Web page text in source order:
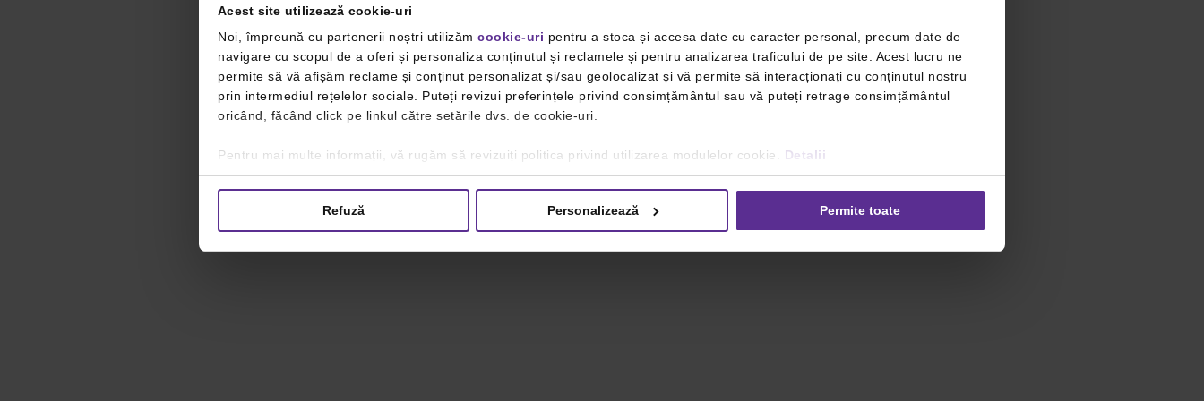
Acest site utilizează cookie-uri
Noi, împreună cu partenerii noștri utilizăm cookie-uri pentru a stoca și accesa date cu caracter personal, precum date de
navigare cu scopul de a oferi și personaliza conținutul și reclamele și pentru analizarea traficului de pe site. Acest lucru ne
permite să vă afișăm reclame și conținut personalizat și/sau geolocalizat și vă permite să interacționați cu conținutul nostru
prin intermediul rețelelor sociale. Puteți revizui preferințele privind consimțământul sau vă puteți retrage consimțământul
oricând, făcând click pe linkul către setările dvs. de cookie-uri.
Pentru mai multe informații, vă rugăm să revizuiți politica privind utilizarea modulelor cookie. Detalii
Refuză Personalizează Permite toate